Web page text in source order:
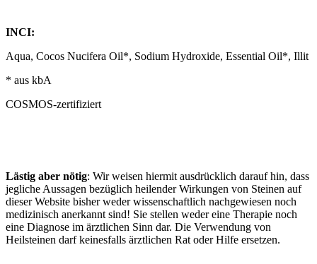
INCI:
Aqua, Cocos Nucifera Oil*, Sodium Hydroxide, Essential Oil*, Illit
* aus kbA
COSMOS-zertifiziert
Lästig aber nötig: Wir weisen hiermit ausdrücklich darauf hin, dass
jegliche Aussagen bezüglich heilender Wirkungen von Steinen auf
dieser Website bisher weder wissenschaftlich nachgewiesen noch
medizinisch anerkannt sind! Sie stellen weder eine Therapie noch
eine Diagnose im ärztlichen Sinn dar. Die Verwendung von
Heilsteinen darf keinesfalls ärztlichen Rat oder Hilfe ersetzen.